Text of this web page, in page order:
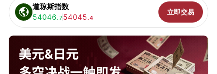
道琼斯指数
买入:
54046. 7卖出:
54045.4
立即交易